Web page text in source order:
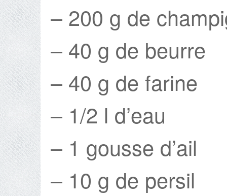
– 200 g de
– 40 g de beurre
– 40 g de farine
– 1/2 l d’eau
– 1 gousse d’ail
– 10 g de persil